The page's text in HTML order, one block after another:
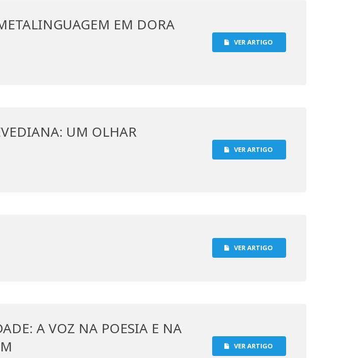
EM DORA
VER ARTIGO
UM OLHAR
VER ARTIGO
VER ARTIGO
A VOZ NA POESIA E NA
VER ARTIGO